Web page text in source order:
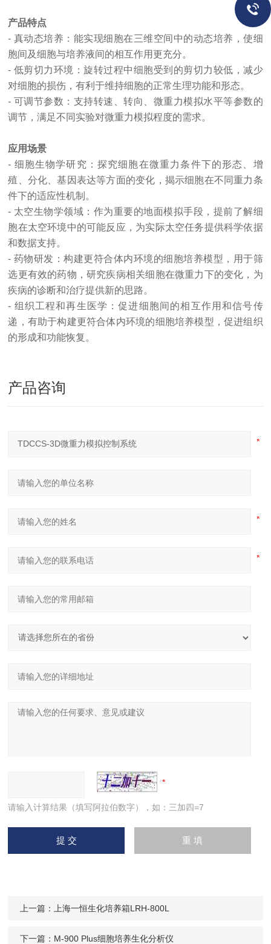
产品特点
- 真动态培养：能实现细胞在三维空间中的动态培养，使细
胞间及细胞与培养液间的相互作用更充分。
- 低剪切力环境：旋转过程中细胞受到的剪切力较低，减少
对细胞的损伤，有利于维持细胞的正常生理功能和形态。
- 可调节参数：支持转速、转向、微重力模拟水平等参数的
调节，满足不同实验对微重力模拟程度的需求。
应用场景
- 细胞生物学研究：探究细胞在微重力条件下的形态、增
殖、分化、基因表达等方面的变化，揭示细胞在不同重力条
件下的适应性机制。
- 太空生物学领域：作为重要的地面模拟手段，提前了解细
胞在太空环境中的可能反应，为实际太空任务提供科学依据
和数据支持。
- 药物研发：构建更符合体内环境的细胞培养模型，用于筛
选更有效的药物，研究疾病相关细胞在微重力下的变化，为
疾病的诊断和治疗提供新的思路。
- 组织工程和再生医学：促进细胞间的相互作用和信号传
递，有助于构建更符合体内环境的细胞培养模型，促进组织
的形成和功能恢复。
产品咨询
请输入计算结果（填写阿拉伯数字），如：三加四=7
上一篇： 上海一恒生化培养箱LRH-800L
下一篇： M-900 Plus细胞培养生化分析仪